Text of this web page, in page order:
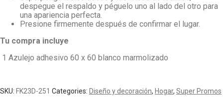
despegue el respaldo y péguelo uno al lado del otro para
una apariencia perfecta.
Presione firmemente después de confirmar el lugar.
Tu compra incluye
1 Azulejo adhesivo 60 x 60 blanco marmolizado
SKU: FK23D-251 Categories: Diseño y decoración, Hogar, Super Promos